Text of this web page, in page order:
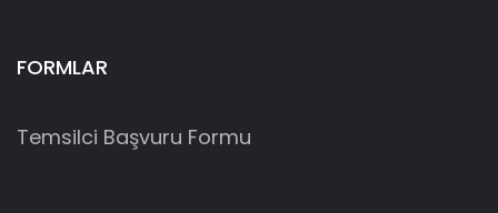
FORMLAR
Temsilci Başvuru Formu